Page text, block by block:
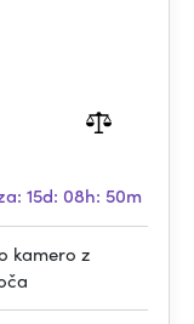
15d: 08h: 50m
kamero z